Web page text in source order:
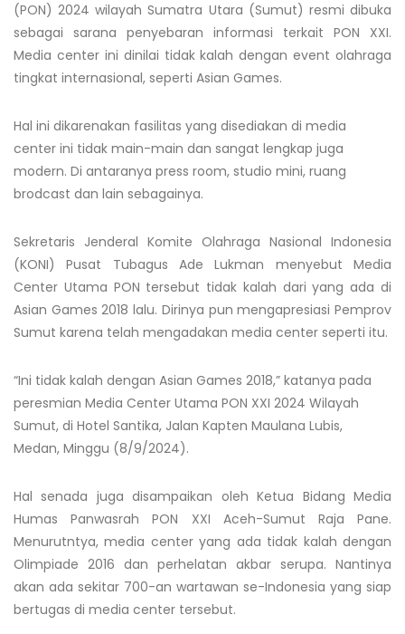
(PON) 2024 wilayah Sumatra Utara (Sumut) resmi dibuka
sebagai sarana penyebaran informasi terkait PON XXI.
Media center ini dinilai tidak kalah dengan event olahraga
tingkat internasional, seperti Asian Games.
Hal ini dikarenakan fasilitas yang disediakan di media
center ini tidak main-main dan sangat lengkap juga
modern. Di antaranya press room, studio mini, ruang
brodcast dan lain sebagainya.
Sekretaris Jenderal Komite Olahraga Nasional Indonesia
(KONI) Pusat Tubagus Ade Lukman menyebut Media
Center Utama PON tersebut tidak kalah dari yang ada di
Asian Games 2018 lalu. Dirinya pun mengapresiasi Pemprov
Sumut karena telah mengadakan media center seperti itu.
“Ini tidak kalah dengan Asian Games 2018,” katanya pada
peresmian Media Center Utama PON XXI 2024 Wilayah
Sumut, di Hotel Santika, Jalan Kapten Maulana Lubis,
Medan, Minggu (8/9/2024).
Hal senada juga disampaikan oleh Ketua Bidang Media
Humas Panwasrah PON XXI Aceh-Sumut Raja Pane.
Menurutntya, media center yang ada tidak kalah dengan
Olimpiade 2016 dan perhelatan akbar serupa. Nantinya
akan ada sekitar 700-an wartawan se-Indonesia yang siap
bertugas di media center tersebut.